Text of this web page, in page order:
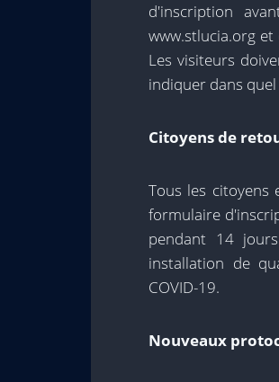
d'inscription
www.stlucia.org
Les visiteurs
indiquer dans
Citoyens de
Tous les citoyens
formulaire
pendant 14
installation de
COVID-19.
Nouveaux